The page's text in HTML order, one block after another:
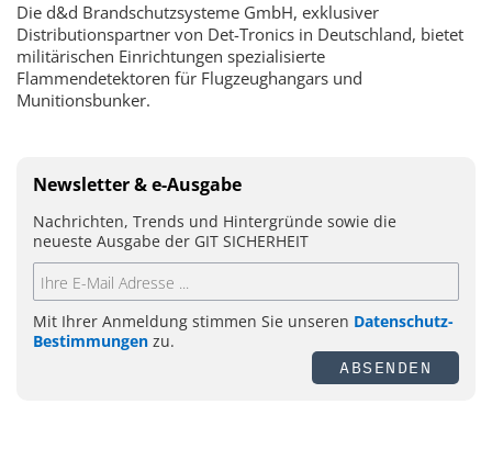
Die d&d Brandschutzsysteme GmbH, exklusiver
Distributionspartner von Det-Tronics in Deutschland, bietet
militärischen Einrichtungen spezialisierte
Flammendetektoren für Flugzeughangars und
Munitionsbunker.
Newsletter & e-Ausgabe
Nachrichten, Trends und Hintergründe sowie die
neueste Ausgabe der GIT SICHERHEIT
Mit Ihrer Anmeldung stimmen Sie unseren Datenschutz-
Bestimmungen zu.
ABSENDEN